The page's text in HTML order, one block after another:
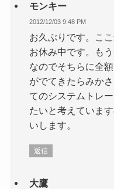
モンキー
2012/12/03 9:48 PM
お久ぶりです。こ
お休み中です。も
なのでそちらに全
がでてきたらみか
てのシステムトレ
たいと考えていま
いします。
返信
大鷹